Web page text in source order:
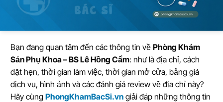
Bạn đang quan tâm đến các thông tin về Phòng Khám
Sản Phụ Khoa – BS Lê Hồng Cẩm: như là địa chỉ, cách
đặt hẹn, thời gian làm việc, thời gian mở cửa, bảng giá
dịch vụ, hình ảnh và các đánh giá review về địa chỉ này?
Hãy cùng PhongKhamBacSi.vn giải đáp những thông tin